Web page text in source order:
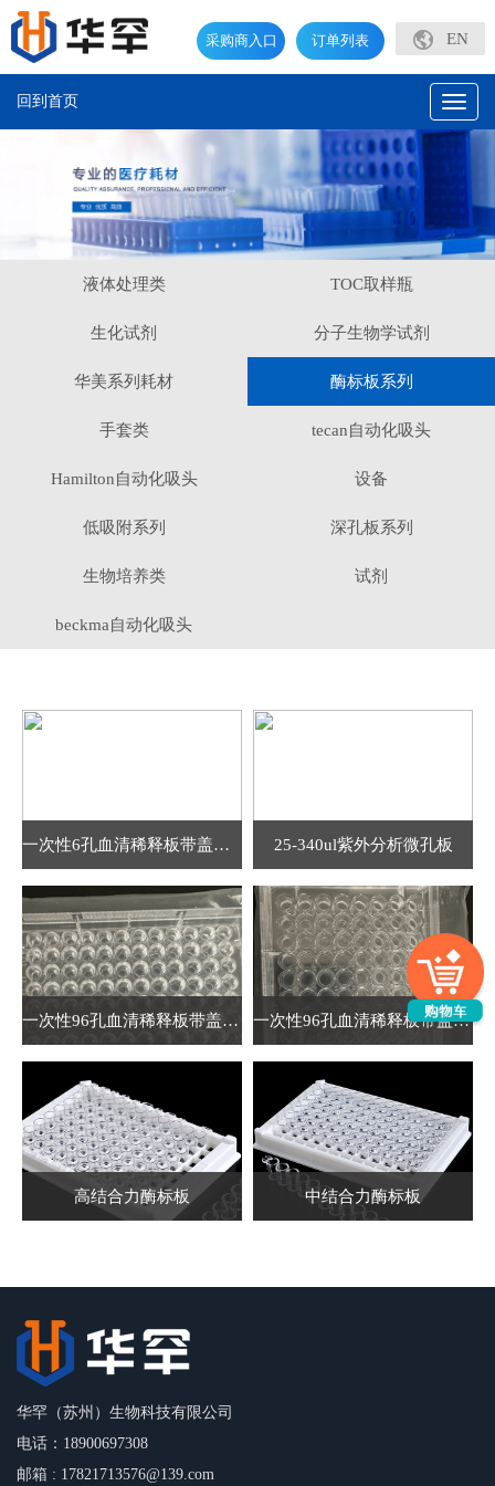
EN
订单列表
采购商入口
Toggle
回到首页
液体处理类 TOC取样瓶
生化试剂 分子生物学试剂
华美系列耗材 酶标板系列
手套类 tecan自动化吸头
Hamilton自动化吸头 设备
低吸附系列 深孔板系列
生物培养类 试剂
beckma自动化吸头
一次性6孔血清稀释板带盖（平底） 25-340ul紫外分析微孔板
一次性96孔血清稀释板带盖（U底） 一次性96孔血清稀释板带盖（平底）
高结合力酶标板 中结合力酶标板
华罕（苏州）生物科技有限公司
电话：18900697308
邮箱 : 17821713576@139.com